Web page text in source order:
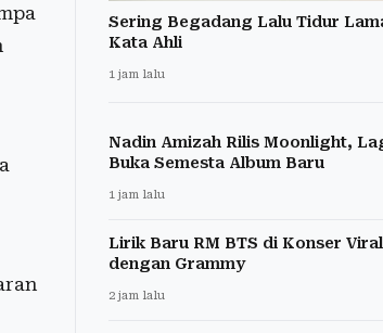
Sering Begadang Lalu Tidur
Kata Ahli
1 jam lalu
Nadin Amizah Rilis Moonlight,
Buka Semesta Album Baru
1 jam lalu
Lirik Baru RM BTS di Konser
dengan Grammy
2 jam lalu